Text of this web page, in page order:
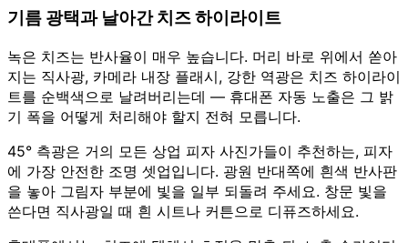
기름 광택과 날아간 치즈 하이라이트
녹은 치즈는 반사율이 매우 높습니다. 머리 바로 위에서 쏟아
지는 직사광, 카메라 내장 플래시, 강한 역광은 치즈 하이라이
트를 순백색으로 날려버리는데 — 휴대폰 자동 노출은 그 밝
기 폭을 어떻게 처리해야 할지 전혀 모릅니다.
45° 측광은 거의 모든 상업 피자 사진가들이 추천하는, 피자
에 가장 안전한 조명 셋업입니다. 광원 반대쪽에 흰색 반사판
을 놓아 그림자 부분에 빛을 일부 되돌려 주세요. 창문 빛을
쓴다면 직사광일 때 흰 시트나 커튼으로 디퓨즈하세요.